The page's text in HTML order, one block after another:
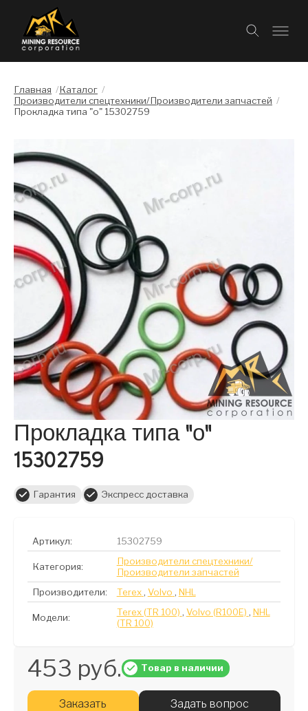
Главная /Каталог /
Производители спецтехники/Производители запчастей /
Прокладка типа "о" 15302759
Прокладка типа "о"
15302759
Гарантия Экспресс доставка
Артикул: 15302759
Категория:
Производители спецтехники/
Производители запчастей
Производители:
Terex , Volvo , NHL
Модели: Terex (TR 100) , Volvo (R100E) , NHL
(TR 100)
453 руб. Товар в наличии
Заказать Задать вопрос